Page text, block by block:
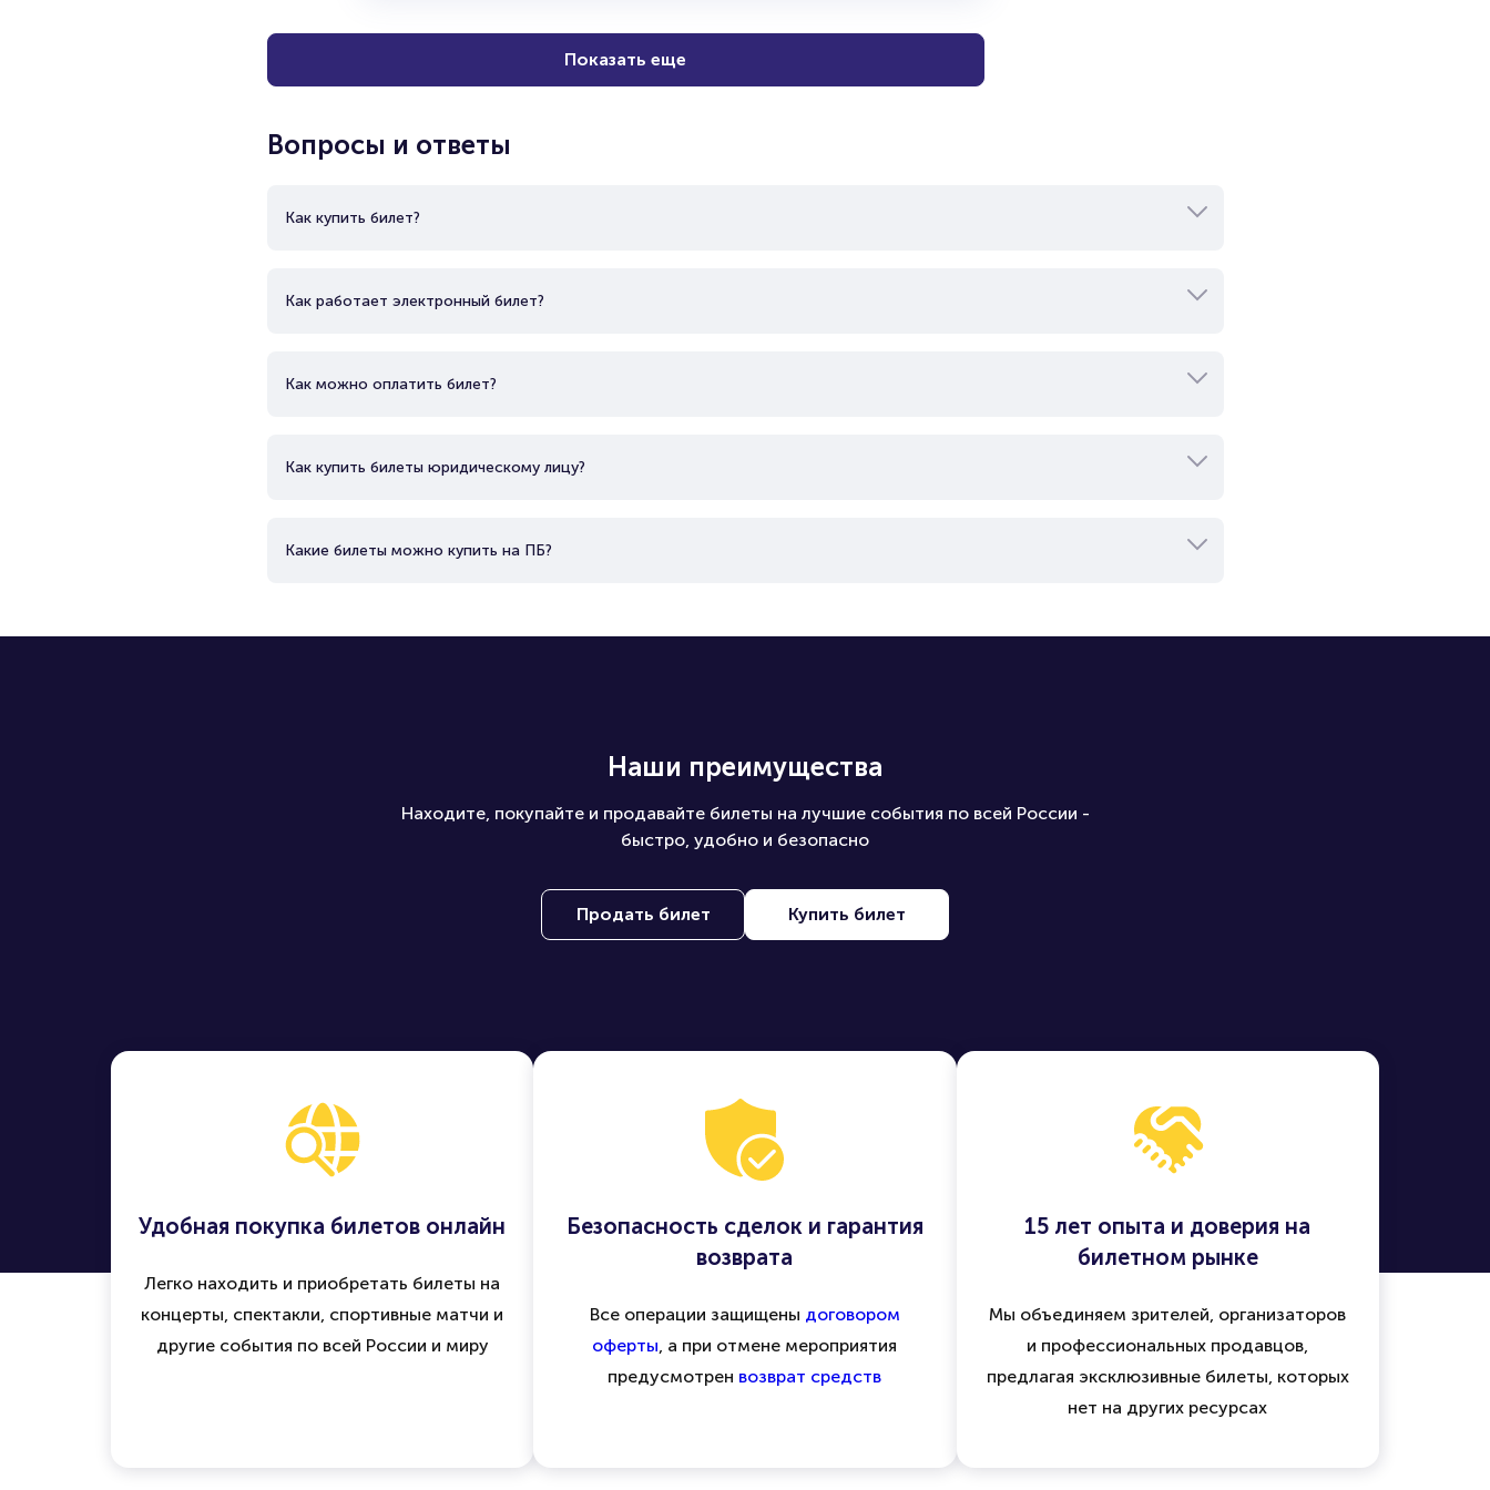
Показать еще
Вопросы и ответы
Как купить билет?
Как работает электронный билет?
Как можно оплатить билет?
Как купить билеты юридическому лицу?
Какие билеты можно купить на ПБ?
Наши преимущества
Находите, покупайте и продавайте билеты на лучшие события по всей России -
быстро, удобно и безопасно
Продать билет Купить билет
Удобная покупка билетов онлайн
Легко находить и приобретать билеты на
концерты, спектакли, спортивные матчи и
другие события по всей России и миру
Безопасность сделок и гарантия
возврата
Все операции защищены договором
оферты, а при отмене мероприятия
предусмотрен возврат средств
15 лет опыта и доверия на
билетном рынке
Мы объединяем зрителей, организаторов
и профессиональных продавцов,
предлагая эксклюзивные билеты, которых
нет на других ресурсах